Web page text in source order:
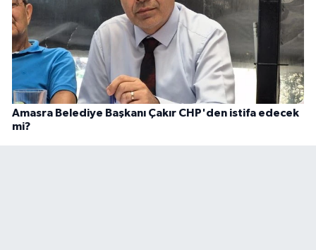
Amasra Belediye Başkanı Çakır CHP'den istifa edecek
mi?